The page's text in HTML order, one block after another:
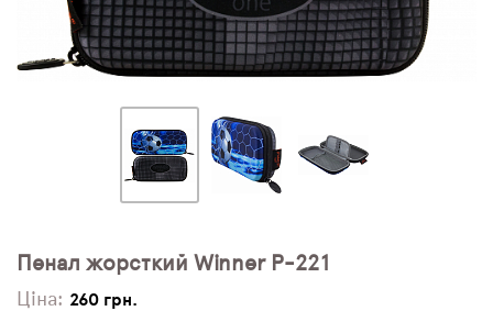
РОЗПРОДАЖ
Пенал жорсткий Winner P-221
Ціна: 260 грн.